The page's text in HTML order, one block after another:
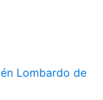
Lombardo de